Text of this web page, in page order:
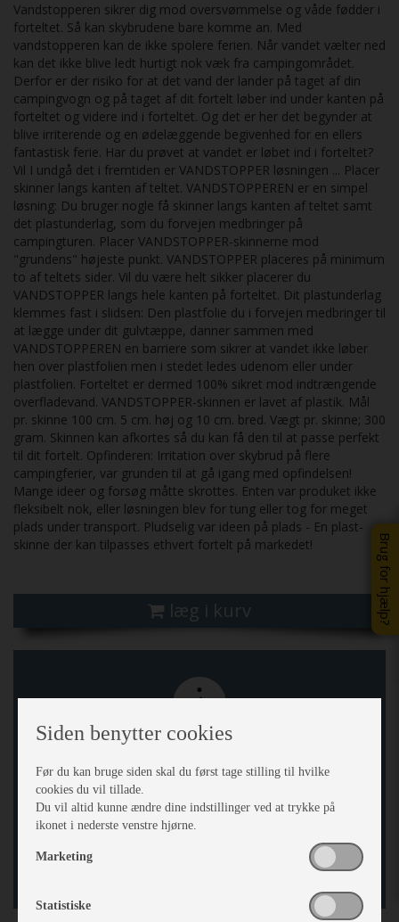
Brug for hjælp?
Vandstopperen sikrer dig mod oversvømmelse og våde fødder i
forteltet. Så kan skybrudene bare komme an. Med
vandstopperen kan de ikke spolere ferien. Når vandet vælter ned
kan det ikke blive ledt hurtigt nok væk fra campingområdet.
Derfor er der risiko for at det vand der lander på taget af din
campingvogn og på taget af dit fortelt løber ind under kanten på
forteltet og videre ind i forteltet. Og det er her det begynder at
blive irriterende og en ødelæggende begivenhed for en ellers
fantastisk ferie. Har du prøvet at vandet er løbet ind i forteltet?
Vil I undgå det i fremtiden er VANDSTOPPER løsningen ... Placer
skinner langs kanten af teltet. VANDSTOPPEREN er en simpel
løsning: Du bruger nogle få skinner langs kanten af teltet samt
det plastunderlag, som du forvejen medbringer på
campingturen. Placer VANDSTOPPER-skinnerne mod
"grundens" højeste punkt. VANDSTOPPER placeres på minimum
to af teltets sider. Vil du være helt sikker placerer du
VANDSTOPPER langs hele kanten på forteltet. Dit plastunderlag
klemmes fast i slidsen: Den plastfolie du i forvejen medbringer til
at lægge under dit gulvtæppe, danner sammen med
VANDSTOPPEREN en barriere som sikrer at vandet ikke løber
hen over plastfolien men i stedet ledes udenom eller under
plastfolien. Forteltet er dermed 100% sikret mod indtrængende
overfladevand. VANDSTOPPER-skinnen er lavet af plastik. Mål
pr. skinne 100 cm. 5 cm. høj og 10 cm. bred. Vægt pr. skinne; 300
gram. Skinnen kan afkortes så du kan få den til at passe perfekt
til dit fortelt. Opfinderen: Irritation over skybrud på flere
campingferier, var grunden til at gå igang med opfindelsen!
Mange ideer og forsøg måtte skrottes. Enten var produket ikke
fleksibelt nok, eller løsningen blev for tung eller tog for meget
plads under transport. Pludselig var ideen på plads - En plast-
skinne der kan tilpasses ethvert fortelt på markedet!
læg i kurv
vise indholdet på vores side. Så benyt enten eksternt link
eller opdater dine cookieindstillinger.
Gå til cookie indstillinger
Siden benytter cookies
Før du kan bruge siden skal du først tage stilling til hvilke
cookies du vil tillade.
Du vil altid kunne ændre dine indstillinger ved at trykke på
ikonet i nederste venstre hjørne.
Marketing
Statistiske